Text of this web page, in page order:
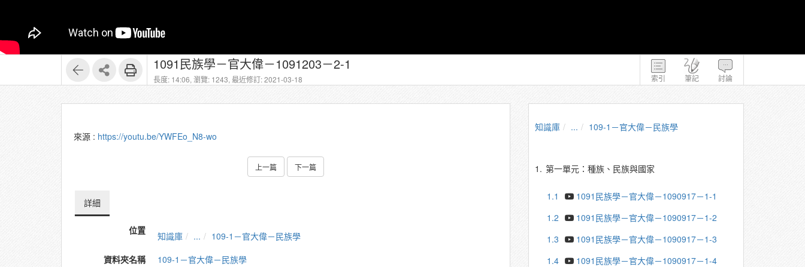
索引 筆記 討論
1091民族學－官大偉－1091203－2-1
長度: 14:06, 瀏覽: 1243, 最近修訂: 2021-03-18
來源 : https://youtu.be/YWFEo_N8-wo
上一篇 下一篇
詳細
位置 知識庫 ...
109-1－官大偉－民族學
資料夾名稱
109-1－官大偉－民族學
知識庫 ... 109-1－官大偉－民族學
1. 第一單元：種族、民族與國家
1.1
1091民族學－官大偉－1090917－1-1
1.2
1091民族學－官大偉－1090917－1-2
1.3
1091民族學－官大偉－1090917－1-3
1.4
1091民族學－官大偉－1090917－1-4